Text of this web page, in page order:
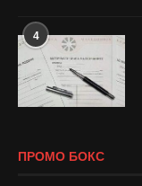
4
ПРОМО БОКС